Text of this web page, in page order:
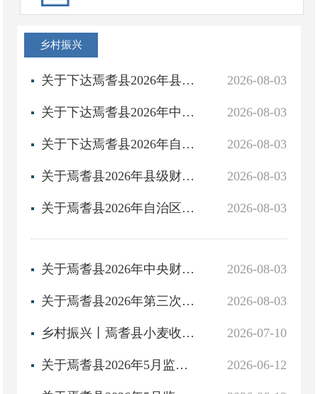
乡村振兴
2026-08-03
关于下达焉耆县2026年县级财政衔接推进乡村振兴补助资金项目的通知
2026-08-03
关于下达焉耆县2026年中央财政常态化帮扶资金（开发式帮扶任务）项目的通知
2026-08-03
关于下达焉耆县2026年自治区财政常态化帮扶资金（开发式帮扶任务）项目的通知
2026-08-03
关于焉耆县2026年县级财政衔接推进乡村振兴补助资金项目的审批意见
2026-08-03
关于焉耆县2026年自治区财政常态化帮扶资金（开发式帮扶任务）项目的审批意见
2026-08-03
关于焉耆县2026年中央财政常态化帮扶资金（开发式帮扶任务）项目的审批意见
2026-08-03
关于焉耆县2026年第三次财政常态化帮扶资金（开发式帮扶任务）项目储备库项目的审批意见
2026-07-10
乡村振兴丨焉耆县小麦收割工作全面进入高峰期
2026-06-12
关于焉耆县2026年5月监测户纳入的公告